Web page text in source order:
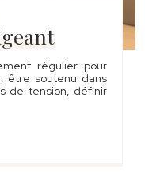
régulier pour
être soutenu dans
de tension, définir